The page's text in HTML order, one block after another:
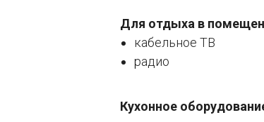
Для отдыха в
кабельное ТВ
радио
Кухонное